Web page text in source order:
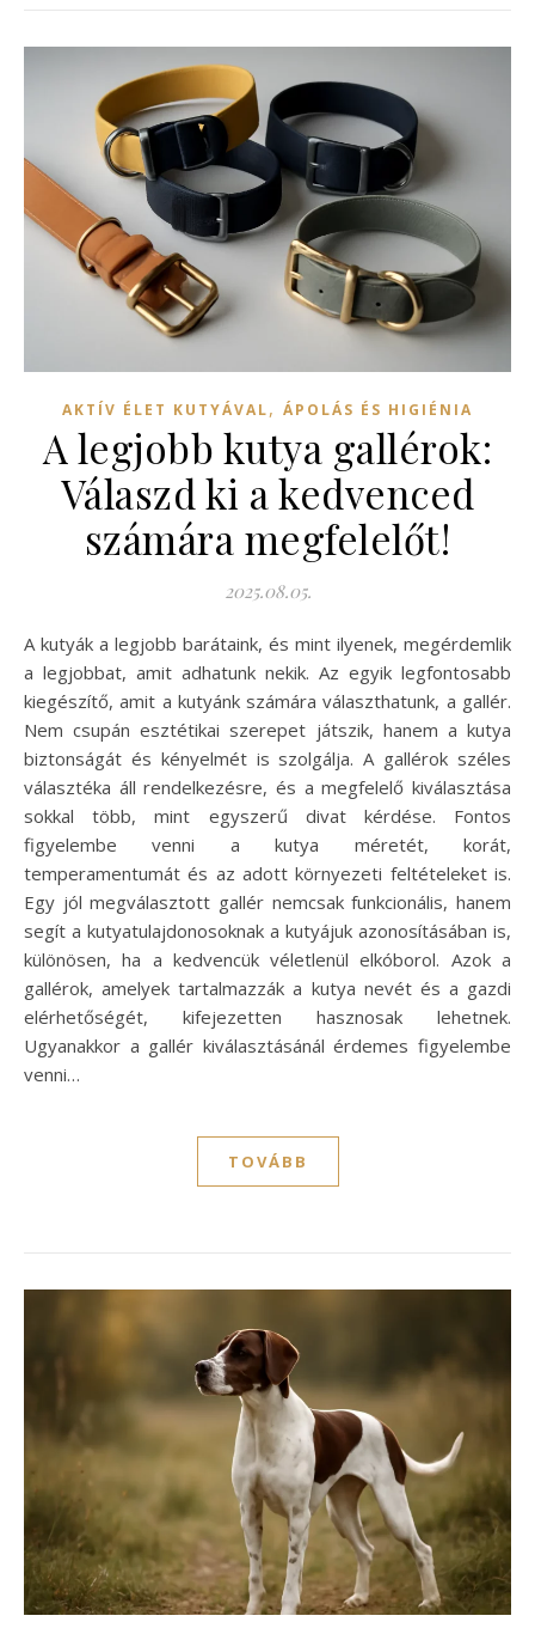
AKTÍV ÉLET KUTYÁVAL, ÁPOLÁS ÉS HIGIÉNIA
A legjobb kutya gallérok:
Válaszd ki a kedvenced
számára megfelelőt!
2025.08.05.
A kutyák a legjobb barátaink, és mint ilyenek, megérdemlik
a legjobbat, amit adhatunk nekik. Az egyik legfontosabb
kiegészítő, amit a kutyánk számára választhatunk, a gallér.
Nem csupán esztétikai szerepet játszik, hanem a kutya
biztonságát és kényelmét is szolgálja. A gallérok széles
választéka áll rendelkezésre, és a megfelelő kiválasztása
sokkal több, mint egyszerű divat kérdése. Fontos
figyelembe venni a kutya méretét, korát,
temperamentumát és az adott környezeti feltételeket is.
Egy jól megválasztott gallér nemcsak funkcionális, hanem
segít a kutyatulajdonosoknak a kutyájuk azonosításában is,
különösen, ha a kedvencük véletlenül elkóborol. Azok a
gallérok, amelyek tartalmazzák a kutya nevét és a gazdi
elérhetőségét, kifejezetten hasznosak lehetnek.
Ugyanakkor a gallér kiválasztásánál érdemes figyelembe
venni…
TOVÁBB